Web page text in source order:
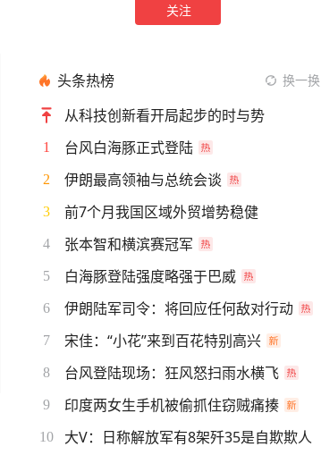
关注
头条热榜 换一换
从科技创新看开局起步的时与势
1 台风白海豚正式登陆
2 伊朗最高领袖与总统会谈
3 前7个月我国区域外贸增势稳健
4 张本智和横滨赛冠军
5 白海豚登陆强度略强于巴威
6 伊朗陆军司令：将回应任何敌对行动
7 宋佳：“小花”来到百花特别高兴
8 台风登陆现场：狂风怒扫雨水横飞
9 印度两女生手机被偷抓住窃贼痛揍
10 大V：日称解放军有8架歼35是自欺欺人